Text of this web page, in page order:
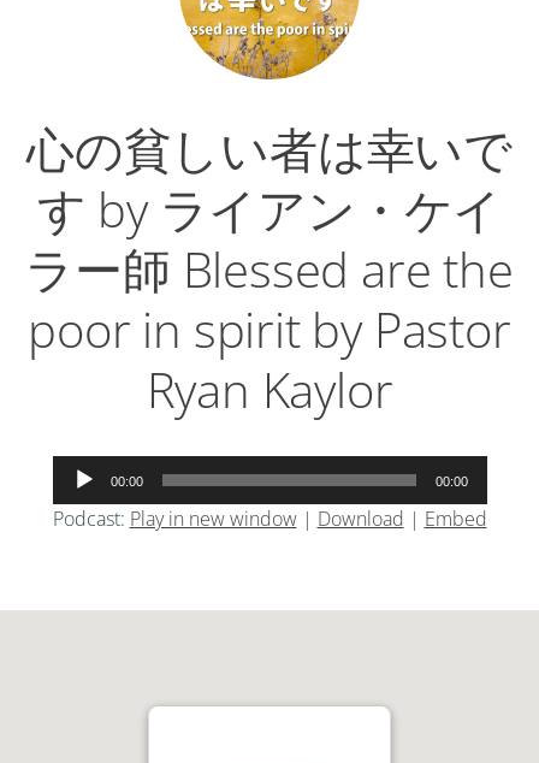
心の貧しい者は幸いで
す by ライアン・ケイ
ラー師 Blessed are the
poor in spirit by Pastor
Ryan Kaylor
声
プ
ヤ
00:00 00:00
Podcast: Play in new window| Download | Embed